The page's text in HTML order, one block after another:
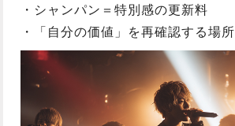
・シャンパン＝特別感の更新料
・「自分の価値」を再確認する場所